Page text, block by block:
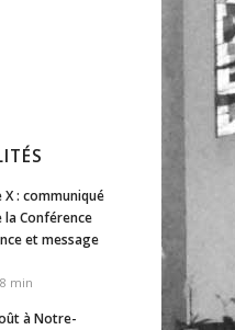
: communiqué
la Conférence
et message
min
à Notre-